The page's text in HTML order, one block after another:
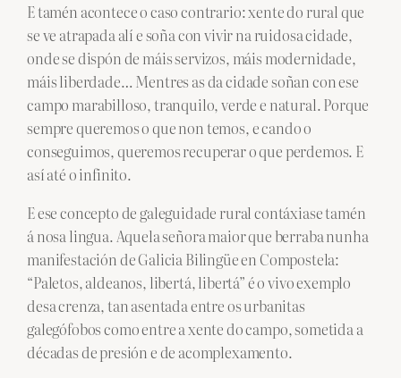
E tamén acontece o caso contrario: xente do rural que
se ve atrapada alí e soña con vivir na ruidosa cidade,
onde se dispón de máis servizos, máis modernidade,
máis liberdade… Mentres as da cidade soñan con ese
campo marabilloso, tranquilo, verde e natural. Porque
sempre queremos o que non temos, e cando o
conseguimos, queremos recuperar o que perdemos. E
así até o infinito.
E ese concepto de galeguidade rural contáxiase tamén
á nosa lingua. Aquela señora maior que berraba nunha
manifestación de Galicia Bilingüe en Compostela:
“Paletos, aldeanos, libertá, libertá” é o vivo exemplo
desa crenza, tan asentada entre os urbanitas
galegófobos como entre a xente do campo, sometida a
décadas de presión e de acomplexamento.